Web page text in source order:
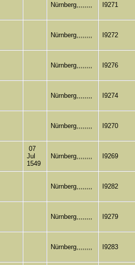
Nürnberg,,,,,,,, I9271
Nürnberg,,,,,,,, I9272
Nürnberg,,,,,,,, I9276
Nürnberg,,,,,,,, I9274
Nürnberg,,,,,,,, I9270
07
Jul
1549
Nürnberg,,,,,,,, I9269
Nürnberg,,,,,,,, I9282
Nürnberg,,,,,,,, I9279
Nürnberg,,,,,,,, I9283